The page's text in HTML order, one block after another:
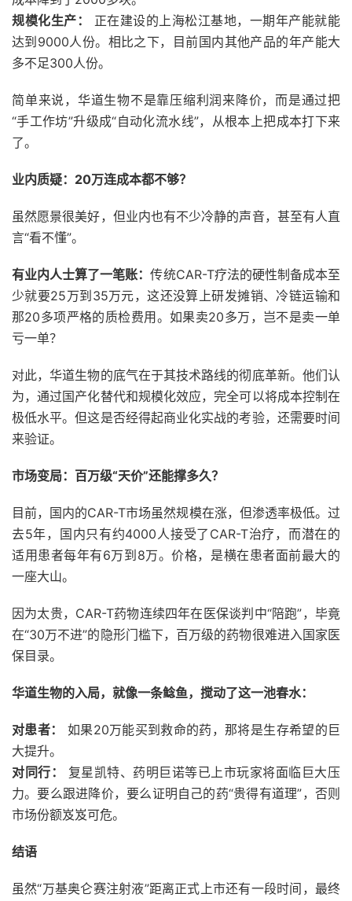
规模化生产：
正在建设的上海松江基地，一期年产能就能
达到9000人份。相比之下，目前国内其他产品的年产能大
多不足300人份。
简单来说，华道生物不是靠压缩利润来降价，而是通过把
“手工作坊”升级成“自动化流水线”，从根本上把成本打下来
了。
业内质疑：20万连成本都不够？
虽然愿景很美好，但业内也有不少冷静的声音，甚至有人直
言“看不懂”。
有业内人士算了一笔账：传统CAR-T疗法的硬性制备成本至
少就要25万到35万元，这还没算上研发摊销、冷链运输和
那20多项严格的质检费用。如果卖20多万，岂不是卖一单
亏一单？
对此，华道生物的底气在于其技术路线的彻底革新。他们认
为，通过国产化替代和规模化效应，完全可以将成本控制在
极低水平。但这是否经得起商业化实战的考验，还需要时间
来验证。
市场变局：百万级“天价”还能撑多久？
目前，国内的CAR-T市场虽然规模在涨，但渗透率极低。过
去5年，国内只有约4000人接受了CAR-T治疗，而潜在的
适用患者每年有6万到8万。价格，是横在患者面前最大的
一座大山。
因为太贵，CAR-T药物连续四年在医保谈判中“陪跑”，毕竟
在“30万不进”的隐形门槛下，百万级的药物很难进入国家医
保目录。
华道生物的入局，就像一条鲶鱼，搅动了这一池春水：
对患者：
如果20万能买到救命的药，那将是生存希望的巨
大提升。
对同行：
复星凯特、药明巨诺等已上市玩家将面临巨大压
力。要么跟进降价，要么证明自己的药“贵得有道理”，否则
市场份额岌岌可危。
结语
虽然“万基奥仑赛注射液”距离正式上市还有一段时间，最终